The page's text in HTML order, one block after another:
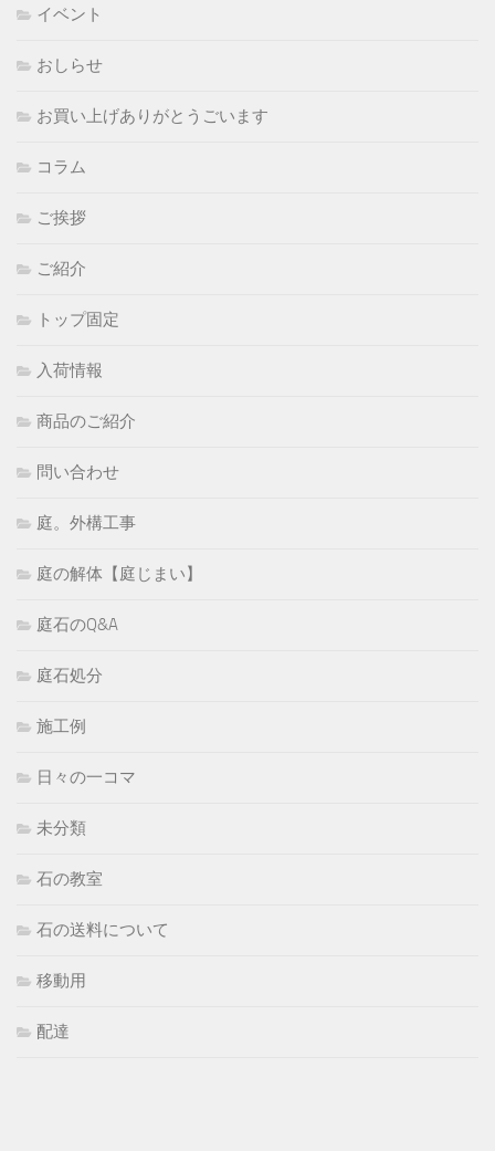
イベント
おしらせ
お買い上げありがとうごいます
コラム
ご挨拶
ご紹介
トップ固定
入荷情報
商品のご紹介
問い合わせ
庭。外構工事
庭の解体【庭じまい】
庭石のQ&A
庭石処分
施工例
日々の一コマ
未分類
石の教室
石の送料について
移動用
配達